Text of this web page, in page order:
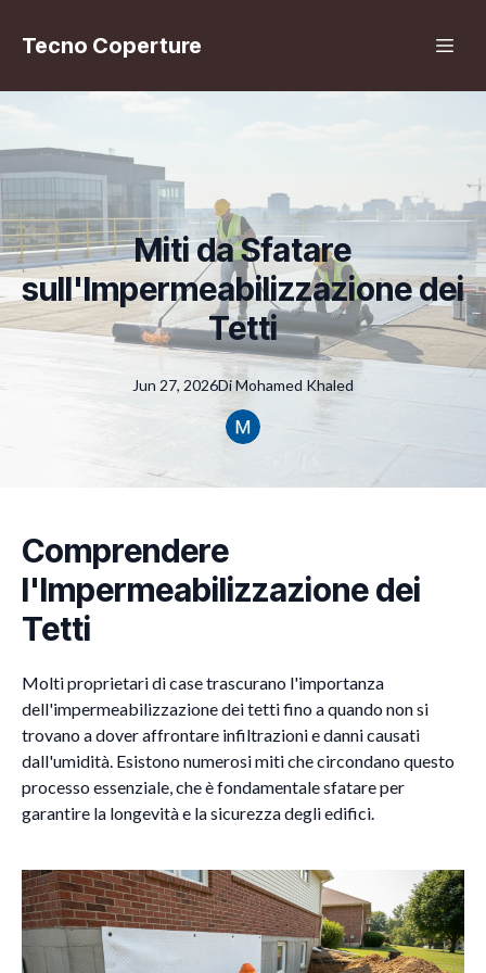
Tecno Coperture
Miti da Sfatare
sull'Impermeabilizzazione dei
Tetti
Jun 27, 2026DiMohamed Khaled
Comprendere
l'Impermeabilizzazione dei
Tetti
Molti proprietari di case trascurano l'importanza
dell'impermeabilizzazione dei tetti fino a quando non si
trovano a dover affrontare infiltrazioni e danni causati
dall'umidità. Esistono numerosi miti che circondano questo
processo essenziale, che è fondamentale sfatare per
garantire la longevità e la sicurezza degli edifici.